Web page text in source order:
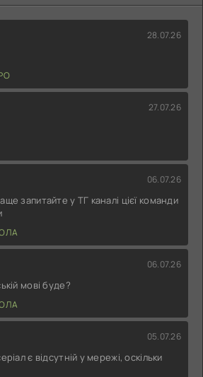
28.07.26
27.07.26
06.07.26
запитайте у ТГ каналі цієї команди
06.07.26
мові буде?
05.07.26
є відсутній у мережі, оскільки